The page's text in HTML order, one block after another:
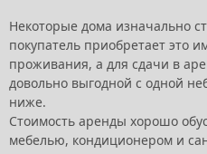
Некоторые дома изначально
покупатель приобретает это
проживания, а для сдачи в
довольно выгодной с одной
ниже.
Стоимость аренды хорошо
мебелью, кондиционером и